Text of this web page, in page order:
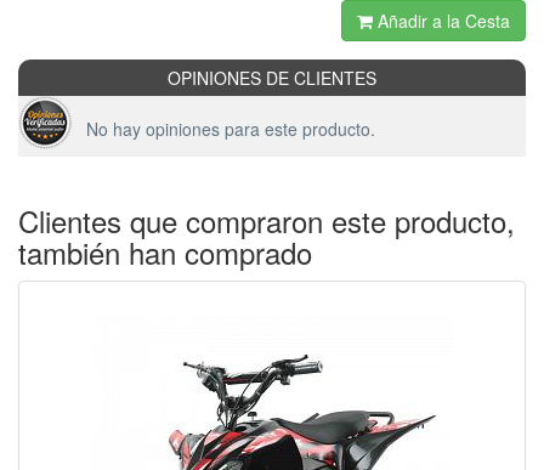
Añadir a la Cesta
OPINIONES DE CLIENTES
No hay opiniones para este producto.
Clientes que compraron este producto,
también han comprado